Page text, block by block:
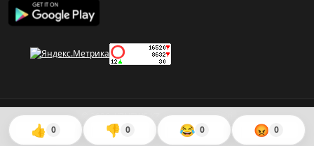
👍 0 👎 0 😂 0 😡 0
© 2026. KZNEWS.KZ ақпарат агенттігі
Сайтты жасаған
WebAudit